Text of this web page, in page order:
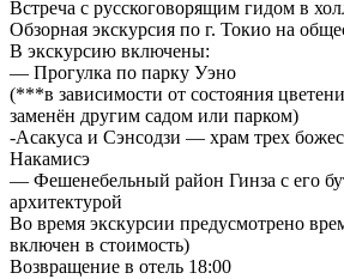
Встреча с русскоговорящим гидом в
Обзорная экскурсия по г. Токио на
В экскурсию включены:
— Прогулка по парку Уэно
(***в зависимости от состояния
заменён другим садом или парком)
-Асакуса и Сэнсодзи — храм трех
Накамисэ
— Фешенебельный район Гинза с его
архитектурой
Во время экскурсии предусмотрено
включен в стоимость)
Возвращение в отель 18:00